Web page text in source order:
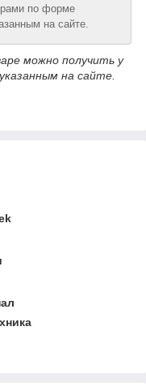
по форме
на сайте.
можно получить у
на сайте.